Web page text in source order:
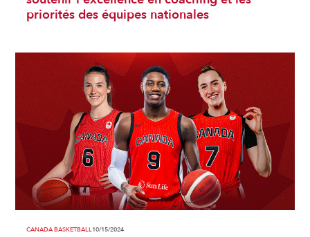
priorités des équipes nationales
CANADA BASKETBALL10/15/2024